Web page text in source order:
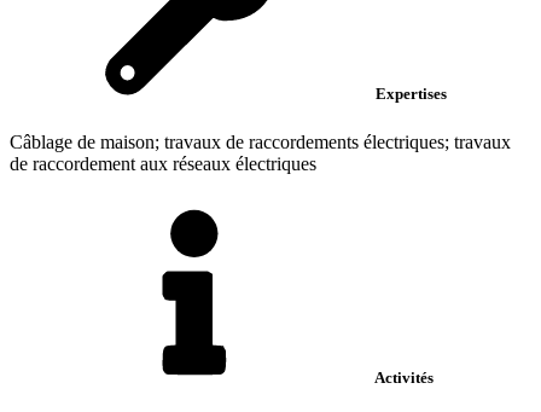
Expertises
Câblage de maison; travaux de raccordements électriques; travaux
de raccordement aux réseaux électriques
Activités